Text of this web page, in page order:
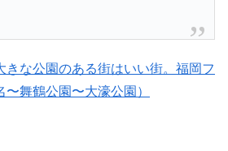
きな公園のある街はいい街。福岡フ
舞鶴公園〜大濠公園）